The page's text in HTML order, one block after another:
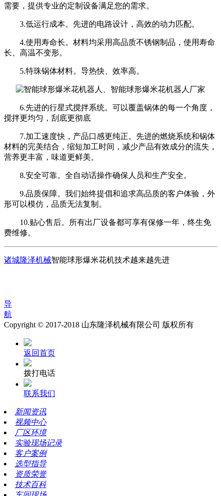
需要，提供专业的定制设备满足您的需求。
3.低运行成本。先进的电路设计，高效的动力匹配。
4.使用寿命长。材料均采用高品质不锈钢制品，使用寿命
长、高温不变形。
5.特珠锅体材料。导热快、效率高。
6.先进的行星式搅拌系统。可以覆盖锅体的每一个角度，
搅拌更均匀，刮底更彻底
7.加工速度快，产品口感更纯正。先进的燃烧系统和锅体
材料的完美结合，缩短加工时间，减少产品有效成分的流失，
营养更丰富，味道更鲜美。
8.安全可靠。全自动话操作确保人员和生产安全。
9.品质保障。我们始终提倡和追求高品质的客户体验，外
形可以模仿，品质无法复制。
10.贴心售后。所有出厂设备都可享有保修一年，终生免
费维修。
诸城隆泽机械智能球形爆米花机技术越来越先进
导
航
Copyright © 2017-2018 山东隆泽机械有限公司 版权所有
返回首页
拨打电话
联系我们
新闻资讯
视频中心
厂区环境
实验现场记录
客户案例
选型指导
资质荣誉
技术百科